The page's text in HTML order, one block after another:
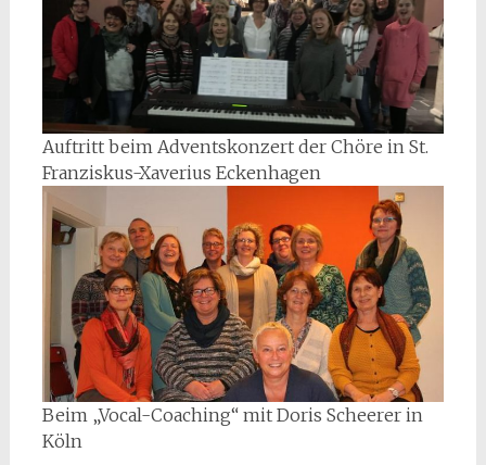
Auftritt beim Adventskonzert der Chöre in St.
Franziskus-Xaverius Eckenhagen
Beim „Vocal-Coaching“ mit Doris Scheerer in
Köln